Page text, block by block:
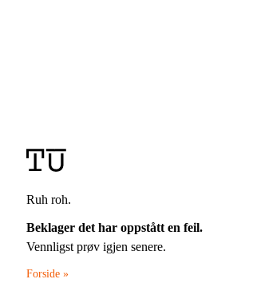
Ruh roh.
Beklager det har oppstått en feil.
Vennligst prøv igjen senere.
Forside »